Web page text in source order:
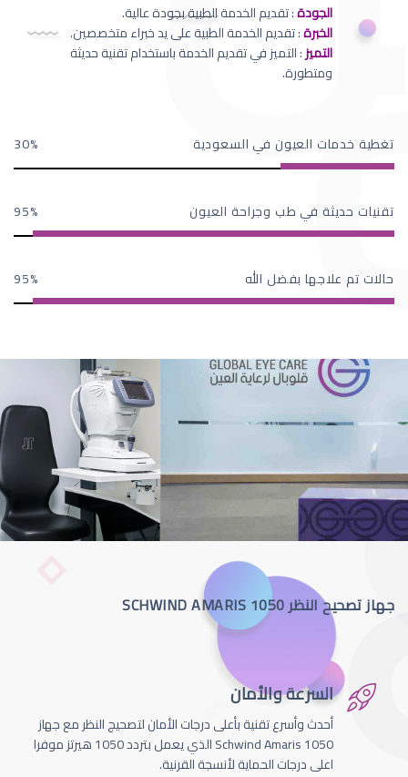
الجودة: تقديم الخدمة الطبية بجودة عالية.
الخبرة: تقديم الخدمة الطبية على يد خبراء متخصصين.
التميز: التميز في تقديم الخدمة باستخدام تقنية حديثة
ومتطورة.
تغطية خدمات العيون في السعودية 30
تقنيات حديثة في طب وجراحة العيون 95
حالات تم علاجها بفضل الله 95
جهاز تصحيح النظر SCHWIND AMARIS 1050
السرعة والأمان
أحدث وأسرع تقنية بأعلى درجات الأمان لتصحيج النظر مع جهاز
Schwind Amaris 1050 الذي يعمل بتردد 1050 هيرتز موفرا
اعلى درجات الحماية لأنسجة القرنية.